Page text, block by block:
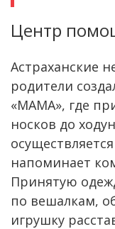
Центр
Астраханские
родители
«МАМА», где
носков до
напоминает
Принятую
по вешалкам,
игрушку